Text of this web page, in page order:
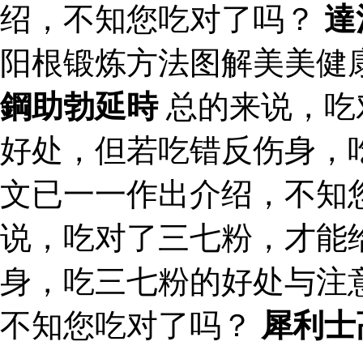
绍，不知您吃对了吗？
阳根锻炼方法图解美美健
鋼助勃延時总的来说，吃
好处，但若吃错反伤身，
文已一一作出介绍，不
说，吃对了三七粉，才能
身，吃三七粉的好处与注
不知您吃对了吗？ 犀利